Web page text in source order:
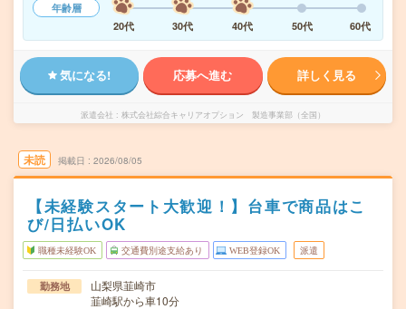
年齢層
20代
30代 40代 50代 60代
気になる! 応募へ進む 詳しく見る
派遣会社 株式会社綜合キャリアオプション 製造事業部（全国）
未読 掲載日 2026/08/05
【未経験スタート大歓迎！】台車で商品はこ
び/日払いOK
職種未経験OK 交通費別途支給あり WEB登録OK 派遣
勤務地
山梨県韮崎市
韮崎駅から車10分